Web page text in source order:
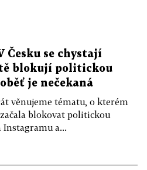
Česku se chystají
blokují politickou
je nečekaná
věnujeme tématu, o kterém
blokovat politickou
Instagramu a...